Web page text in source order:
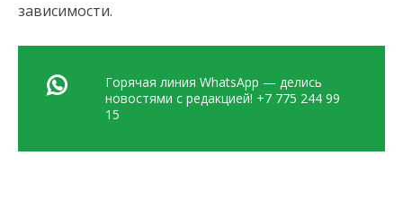
зависимости.
Горячая линия WhatsApp — делись
новостями с редакцией! +7 775 244 99
15